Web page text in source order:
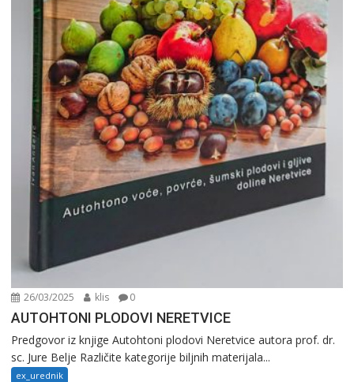
26/03/2025 klis 0
AUTOHTONI PLODOVI NERETVICE
Predgovor iz knjige Autohtoni plodovi Neretvice autora prof. dr.
sc. Jure Belje Različite kategorije biljnih materijala...
ex_urednik